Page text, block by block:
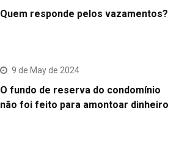
Quem responde pelos vazamentos?
9 de May de 2024
O fundo de reserva do condomínio
não foi feito para amontoar dinheiro